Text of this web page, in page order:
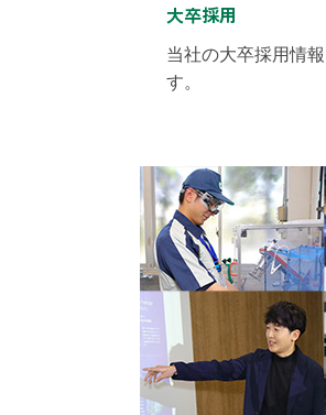
大卒採用
当社の大卒採用情
す。